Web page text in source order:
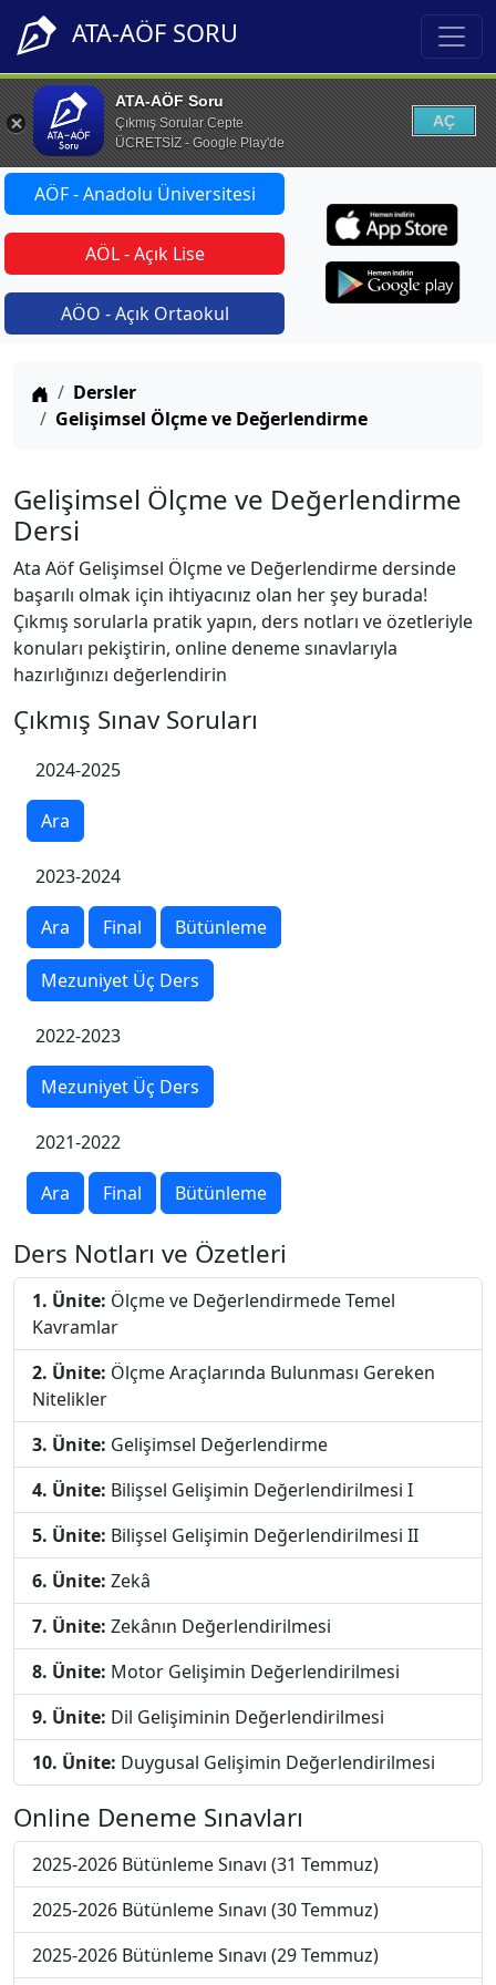
ATA-AÖF SORU
ATA-AÖF Soru
Çıkmış Sorular Cepte
ÜCRETSİZ - Google Play'de
AÇ
AÖF - Anadolu Üniversitesi
AÖL - Açık Lise
AÖO - Açık Ortaokul
Anasayfa
Dersler
Gelişimsel Ölçme ve Değerlendirme
Gelişimsel Ölçme ve Değerlendirme
Dersi
Ata Aöf Gelişimsel Ölçme ve Değerlendirme dersinde
başarılı olmak için ihtiyacınız olan her şey burada!
Çıkmış sorularla pratik yapın, ders notları ve özetleriyle
konuları pekiştirin, online deneme sınavlarıyla
hazırlığınızı değerlendirin
Çıkmış Sınav Soruları
2024-2025
Ara
2023-2024
Ara Final Bütünleme
Mezuniyet Üç Ders
2022-2023
Mezuniyet Üç Ders
2021-2022
Ara Final Bütünleme
Ders Notları ve Özetleri
1. Ünite: Ölçme ve Değerlendirmede Temel
Kavramlar
2. Ünite: Ölçme Araçlarında Bulunması Gereken
Nitelikler
3. Ünite: Gelişimsel Değerlendirme
4. Ünite: Bilişsel Gelişimin Değerlendirilmesi I
5. Ünite: Bilişsel Gelişimin Değerlendirilmesi II
6. Ünite: Zekâ
7. Ünite: Zekânın Değerlendirilmesi
8. Ünite: Motor Gelişimin Değerlendirilmesi
9. Ünite: Dil Gelişiminin Değerlendirilmesi
10. Ünite: Duygusal Gelişimin Değerlendirilmesi
Online Deneme Sınavları
2025-2026 Bütünleme Sınavı (31 Temmuz)
2025-2026 Bütünleme Sınavı (30 Temmuz)
2025-2026 Bütünleme Sınavı (29 Temmuz)